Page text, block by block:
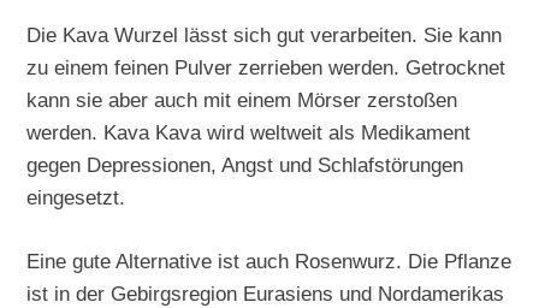
Die Kava Wurzel lässt sich gut verarbeiten. Sie kann
zu einem feinen Pulver zerrieben werden. Getrocknet
kann sie aber auch mit einem Mörser zerstoßen
werden. Kava Kava wird weltweit als Medikament
gegen Depressionen, Angst und Schlafstörungen
eingesetzt.
Eine gute Alternative ist auch Rosenwurz. Die Pflanze
ist in der Gebirgsregion Eurasiens und Nordamerikas